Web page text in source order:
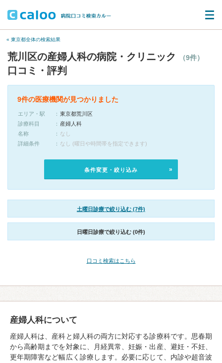
« 東京都全体の検索結果
荒川区の産婦人科の病院・クリニック （9件）
口コミ・評判
9件の医療機関が見つかりました
エリア・駅
東京都荒川区
診療科目
産婦人科
名称
なし
詳細条件
なし (曜日や時間帯を指定できます)
条件変更・絞り込み
土曜日診療で絞り込む (7件)
日曜日診療で絞り込む (0件)
口コミ検索はこちら
産婦人科について
産婦人科は、産科と婦人科の両方に対応する診療科です。思春期
から高齢期までを対象に、月経異常、妊娠・出産、避妊・不妊、
更年期障害など幅広く診療します。必要に応じて、内診や超音波